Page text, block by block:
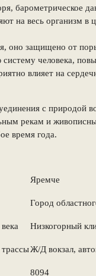
барометрическое
на весь организм в
оно защищено от
человека,
влияет на
с природой
рекам и
время года.
Яремче
Город
Низкогорный
Ж/Д вокзал,
8094